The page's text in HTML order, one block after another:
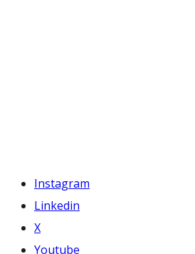
Instagram
Linkedin
X
Youtube